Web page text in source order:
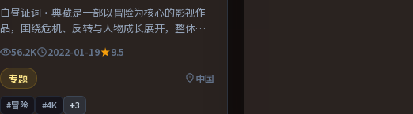
白昼证词·典藏是一部以冒险为核心的影视作
品，围绕危机、反转与人物成长展开，整体节
56.2K 2022-01-19
9.5
专题
中国
#冒险 #4K +3